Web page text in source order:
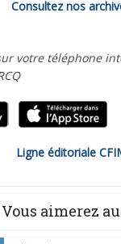
Consultez nos
votre téléphone
Ligne éditoriale
Vous aimerez